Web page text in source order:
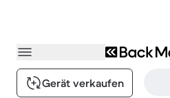
Gerät verkaufen